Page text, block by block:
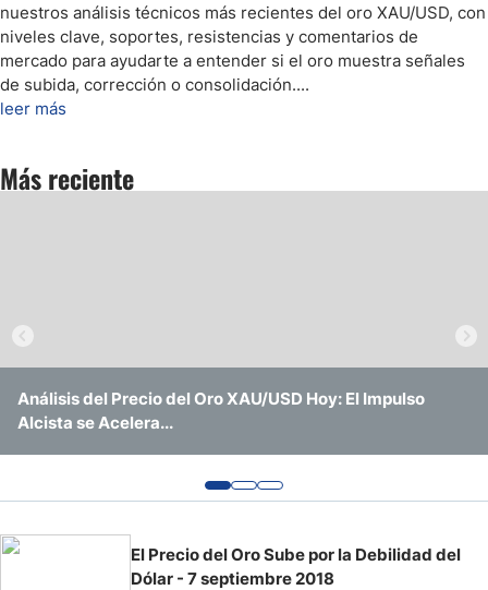
Pronóstico del EUR/USD
Pronóstico Peso Mexicano
Pronóstico del Nasdaq 100 Hoy
nuestros análisis técnicos más recientes del oro XAU/USD, con
niveles clave, soportes, resistencias y comentarios de
mercado para ayudarte a entender si el oro muestra señales
de subida, corrección o consolidación....
leer más
Más reciente
Análisis del Precio del Oro XAU/USD Hoy: El Impulso
Alcista se Acelera...
Análisis del Precio del Oro XAU/USD Hoy: ¿Logrará
Romper la Resistencia Crítica de $4.200?
El Oro Sigue en un Rango Mientras los Mercados Buscan
una Dirección Clara
El Precio del Oro Sube por la Debilidad del
Dólar - 7 septiembre 2018